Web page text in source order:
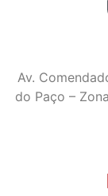
Av.
do Paço –